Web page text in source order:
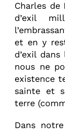
Charles de
d’exil
et en y
d’exil
nous ne
existence
sainte et
terre
Dans